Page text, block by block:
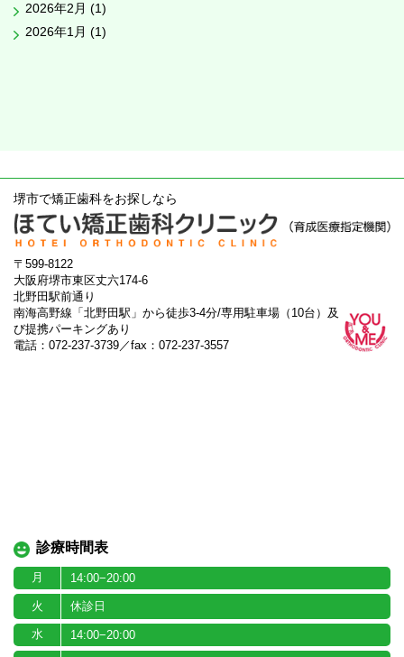
2026年2月 (1)
2026年1月 (1)
堺市で矯正歯科をお探しなら
〒599-8122
大阪府堺市東区丈六174-6
北野田駅前通り
南海高野線「北野田駅」から徒歩3-4分/専用駐車場（10台）及
び提携パーキングあり
電話：072-237-3739／fax：072-237-3557
診療時間表
月 14:00−20:00
火 休診日
水 14:00−20:00